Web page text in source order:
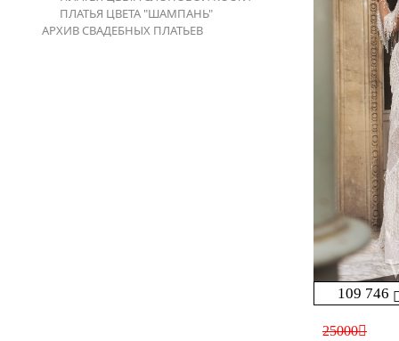
ПЛАТЬЯ ЦВЕТА "ШАМПАНЬ"
АРХИВ СВАДЕБНЫХ ПЛАТЬЕВ
109 746
25000